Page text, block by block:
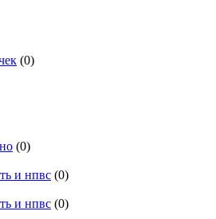
(0)
(0)
и нпвс (0)
и нпвс (0)